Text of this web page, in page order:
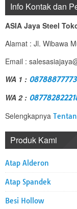
Info Kontak dan
ASIA Jaya Steel
Alamat : Jl. Wibawa
Email :
WA 1 :
WA 2 :
Selengkapnya
Produk Kami
Atap Alderon
Atap Spandek
Besi Hollow